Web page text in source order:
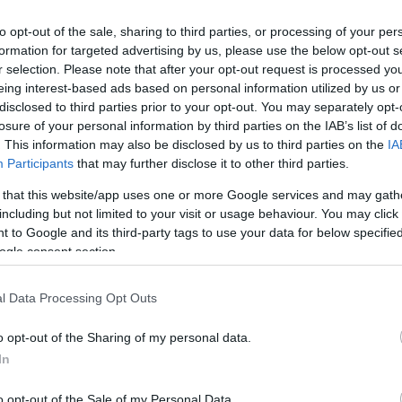
opt-out of the sale, sharing to third parties, or processing of your
for targeted advertising by us, please use the below opt-out
selection. Please note that after your opt-out request is processed
interest-based ads based on personal information utilized by us
to third parties prior to your opt-out. You may separately
of your personal information by third parties on the IAB’s list of
This information may also be disclosed by us to third parties on the
Participants that may further disclose it to other third parties.
that this website/app uses one or more Google services and may
but not limited to your visit or usage behaviour. You may
to Google and its third-party tags to use your data for below
consent section.
Data Processing Opt Outs
opt-out of the Sharing of my personal data.
nagy valószínűség szerint az NB I-be igazolhat,
a 32 éves játékos már nagyon közel áll
legyen.
korábban Olaszországban és
80Serie A-mérkőzésenlépett pályára a
League-benis játszott azAston
a Bari, a Livorno és a Slovan Liberec
orvosi vizsgálatokon a Puskás Akadémiánál
is játszik Jakub Plsek és Alexander
hivatalos lehet a klubváltása.
egy másik cseh csapat, a Banik
megjegyzi a lap, hogy már télen is